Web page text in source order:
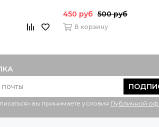
450 руб 500 руб
В корзину
вы принимаете условия Публичной